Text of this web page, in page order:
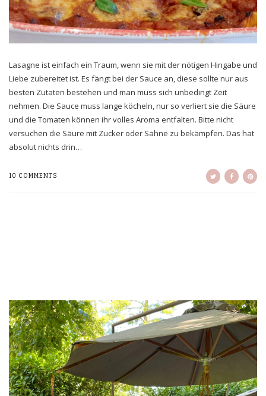
Lasagne ist einfach ein Traum, wenn sie mit der nötigen Hingabe und
Liebe zubereitet ist. Es fängt bei der Sauce an, diese sollte nur aus
besten Zutaten bestehen und man muss sich unbedingt Zeit
nehmen. Die Sauce muss lange köcheln, nur so verliert sie die Säure
und die Tomaten können ihr volles Aroma entfalten. Bitte nicht
versuchen die Säure mit Zucker oder Sahne zu bekämpfen. Das hat
absolut nichts drin…
10 COMMENTS